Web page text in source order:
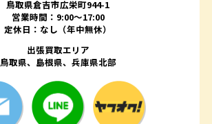
鳥取県倉吉市広栄町944-1
営業時間：9:00～17:00
定休日：なし（年中無休）
出張買取エリア
鳥取県、島根県、兵庫県北部